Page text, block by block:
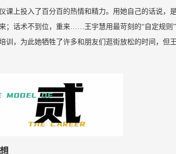
课上投入了百分百的热情和精力。用她自己的话说，
；话术不到位，重来……王宇慧用最苛刻的“自定规则
训，为此她牺牲了许多和朋友们逛街放松的时间，但